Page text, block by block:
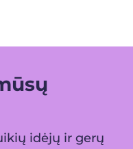
idėjų ir gerų